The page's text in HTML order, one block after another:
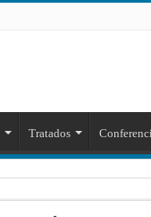
Tratados